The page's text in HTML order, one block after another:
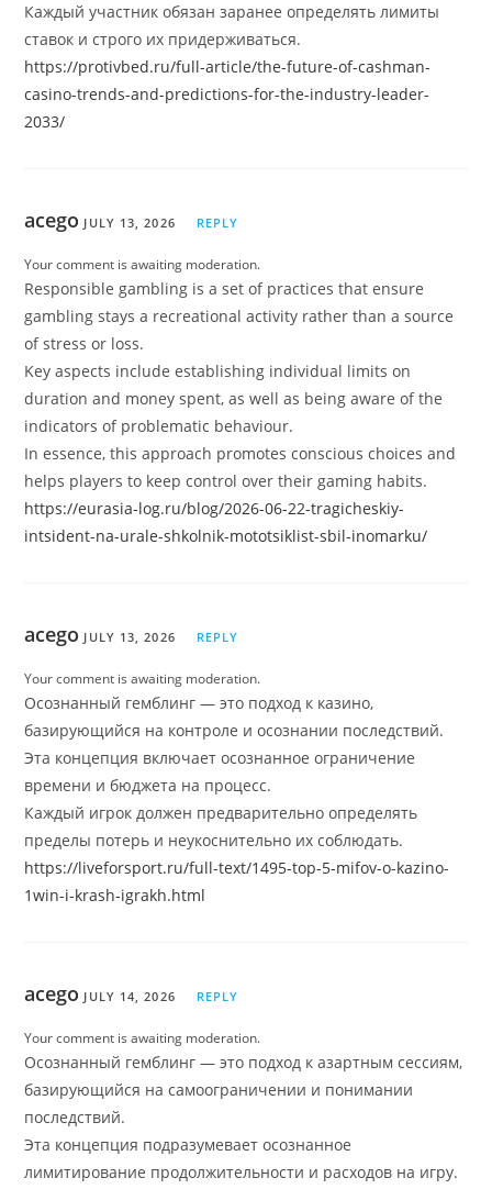
Каждый участник обязан заранее определять лимиты
ставок и строго их придерживаться.
https://protivbed.ru/full-article/the-future-of-cashman-
casino-trends-and-predictions-for-the-industry-leader-
2033/
acego JULY 13, 2026 REPLY
Your comment is awaiting moderation.
Responsible gambling is a set of practices that ensure
gambling stays a recreational activity rather than a source
of stress or loss.
Key aspects include establishing individual limits on
duration and money spent, as well as being aware of the
indicators of problematic behaviour.
In essence, this approach promotes conscious choices and
helps players to keep control over their gaming habits.
https://eurasia-log.ru/blog/2026-06-22-tragicheskiy-
intsident-na-urale-shkolnik-mototsiklist-sbil-inomarku/
acego JULY 13, 2026 REPLY
Your comment is awaiting moderation.
Осознанный гемблинг — это подход к казино,
базирующийся на контроле и осознании последствий.
Эта концепция включает осознанное ограничение
времени и бюджета на процесс.
Каждый игрок должен предварительно определять
пределы потерь и неукоснительно их соблюдать.
https://liveforsport.ru/full-text/1495-top-5-mifov-o-kazino-
1win-i-krash-igrakh.html
acego JULY 14, 2026 REPLY
Your comment is awaiting moderation.
Осознанный гемблинг — это подход к азартным сессиям,
базирующийся на самоограничении и понимании
последствий.
Эта концепция подразумевает осознанное
лимитирование продолжительности и расходов на игру.